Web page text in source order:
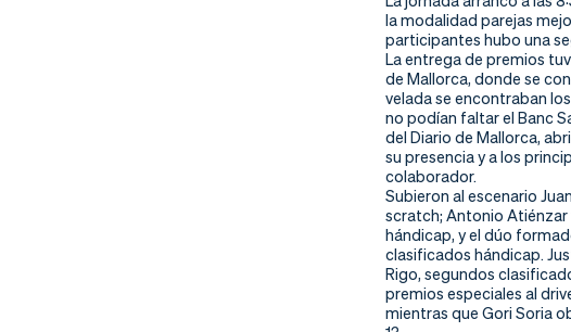
la modalidad parejas
participantes hubo una
La entrega de premios
de Mallorca, donde se
velada se encontraban
no podían faltar el Banc
del Diario de Mallorca,
su presencia y a los
colaborador.
Subieron al escenario
scratch; Antonio Atiénzar
hándicap, y el dúo
clasificados hándicap.
Rigo, segundos
premios especiales al
mientras que Gori Soria